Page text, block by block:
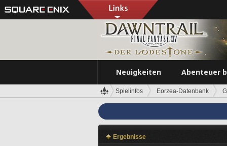
Neuigkeiten Abenteuer
Spielinfos Eorzea-Datenbank
Ergebnisse